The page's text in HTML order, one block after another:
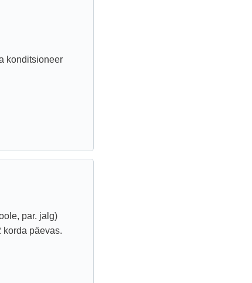
konditsioneer
par. jalg)
korda päevas.